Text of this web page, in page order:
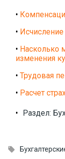
•
•
• Насколько
изменения
• Трудовая
• Расчет
• Раздел:
